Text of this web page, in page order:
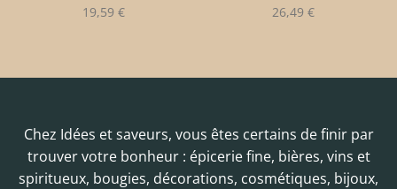
19,59 € 26,49 €
Chez Idées et saveurs, vous êtes certains de finir par
trouver votre bonheur : épicerie fine, bières, vins et
spiritueux, bougies, décorations, cosmétiques, bijoux,